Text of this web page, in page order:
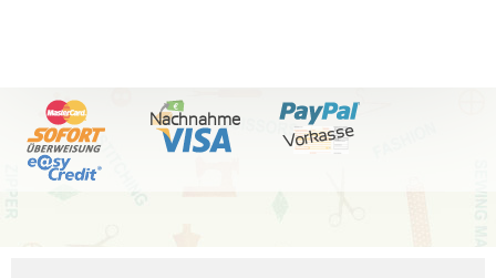
Nachnahme
Vorkasse